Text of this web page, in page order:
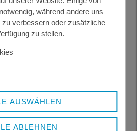
Registrierung von
während andere uns
zu verbessern oder zusätzliche
zu stellen.
AUSWÄHLEN
ABLEHNEN